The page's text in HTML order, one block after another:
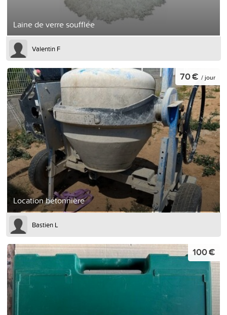
Laine de verre soufflée
Valentin F
Location bétonnière
70 € / jour
Bastien L
100 €